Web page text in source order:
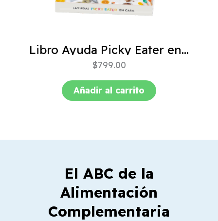
Libro Ayuda Picky Eater en casa
$799.00
Añadir al carrito
El ABC de la
Alimentación
Complementaria